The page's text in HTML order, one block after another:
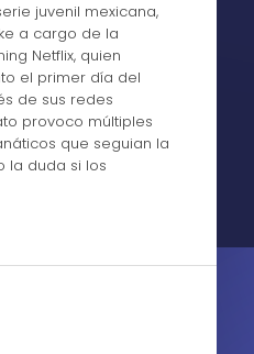
juvenil mexicana,
a cargo de la
Netflix, quien
el primer día del
de sus redes
provoco múltiples
que seguian la
la duda si los